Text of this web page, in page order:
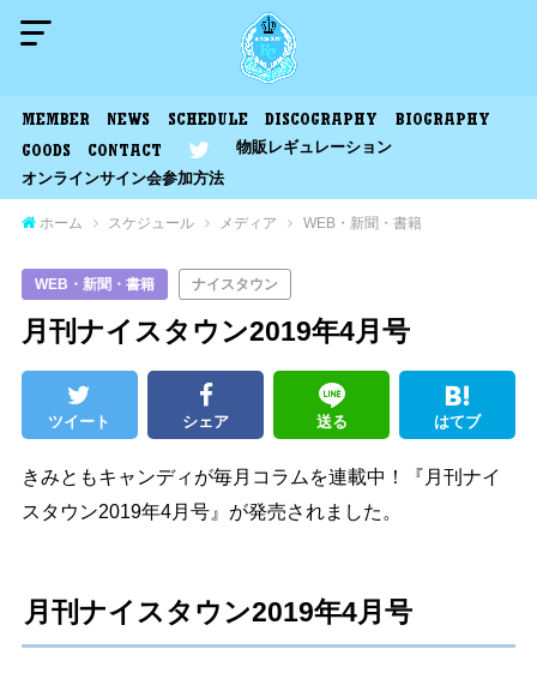
MEMBER NEWS SCHEDULE DISCOGRAPHY
BIOGRAPHY
GOODS
CONTACT
物販レギュレーション
オンラインサイン会参加方法
ホーム スケジュール メディア WEB・新聞・書籍
WEB・新聞・書籍 ナイスタウン
月刊ナイスタウン2019年4月号
ツイート シェア 送る はてブ
きみともキャンディが毎月コラムを連載中！『月刊ナイ
スタウン2019年4月号』が発売されました。
月刊ナイスタウン2019年4月号